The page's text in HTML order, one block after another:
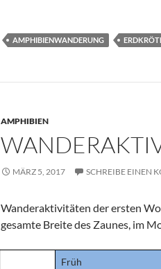
AMPHIBIENWANDERUNG
AMPHIBIEN
MÄRZ 5, 2017 SCHREIBE EINEN
Wanderaktivitäten der ersten
gesamte Breite des Zaunes, im
Früh